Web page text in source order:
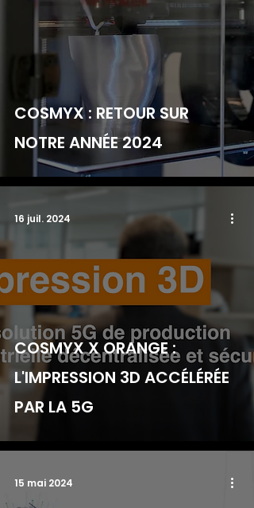
COSMYX : RETOUR SUR
NOTRE ANNÉE 2024
COSMYX X ORANGE :
L'IMPRESSION 3D ACCÉLÉRÉE
PAR LA 5G
16 juil. 2024
15 mai 2024